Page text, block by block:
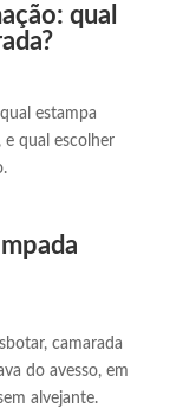
qual
estampa
qual escolher
camarada
do avesso, em
alvejante.